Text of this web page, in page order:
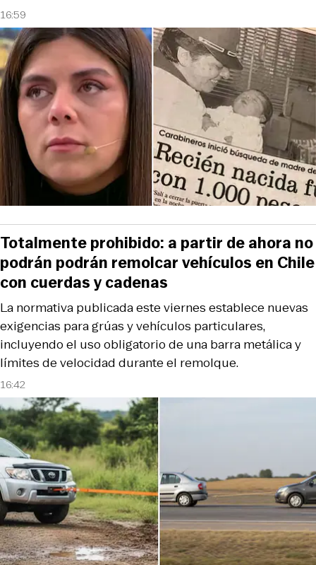
16:59
16:42
La normativa publicada este viernes establece nuevas
exigencias para grúas y vehículos particulares,
incluyendo el uso obligatorio de una barra metálica y
límites de velocidad durante el remolque.
Totalmente prohibido: a partir de ahora no
podrán podrán remolcar vehículos en Chile
con cuerdas y cadenas